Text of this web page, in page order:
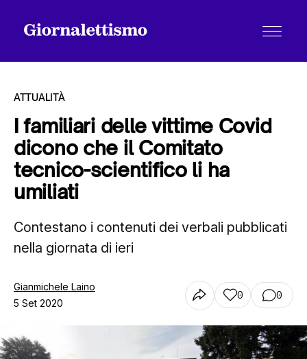
Tutti gli articoli
Contatti
ATTUALITÀ
I familiari delle vittime Covid
dicono che il Comitato
tecnico-scientifico li ha
umiliati
Contestano i contenuti dei verbali pubblicati
nella giornata di ieri
Gianmichele Laino
5 Set 2020
0 0